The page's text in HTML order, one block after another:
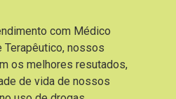
com Médico
Terapêutico, nossos
os melhores resutados,
de vida de nossos